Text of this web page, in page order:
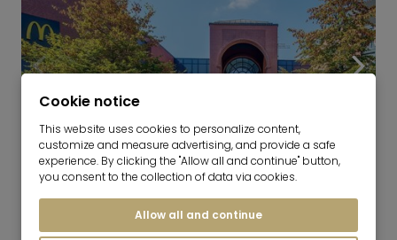
9
Neuperlach
Cookie notice
This website uses cookies to personalize content,
customize and measure advertising, and provide a safe
experience. By clicking the "Allow all and continue" button,
you consent to the collection of data via cookies.
Allow all and continue